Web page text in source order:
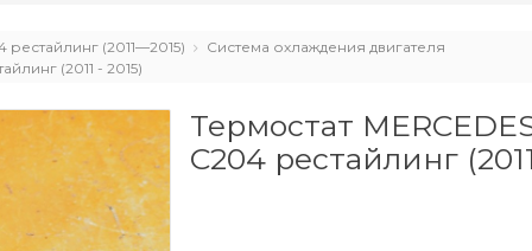
(2011—2015)
Система охлаждения двигателя
(2011 - 2015)
Термостат
С204 рестайлинг